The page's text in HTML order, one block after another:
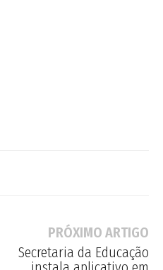
PRÓXIMO ARTIGO
Secretaria da Educação